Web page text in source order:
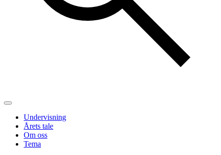
Undervisning
Årets tale
Om oss
Tema